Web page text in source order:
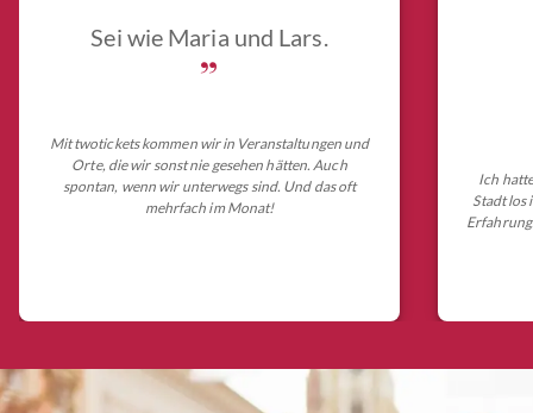
Sei wie Maria und Lars.
„
Mit twotickets kommen wir in Veranstaltungen und
Orte, die wir sonst nie gesehen hätten. Auch
spontan, wenn wir unterwegs sind. Und das oft
mehrfach im Monat!
Ich
Stadt los